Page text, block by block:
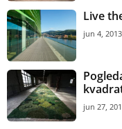
Live
jun 4, 2013
jun 27,